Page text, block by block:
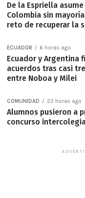
De la Espriella
Colombia sin
reto de recuperar la
ECUADOR 6 horas ago
Ecuador y Argentina
acuerdos tras casi
entre Noboa y Milei
COMUNIDAD 22 horas ago
Alumnos pusieron a
concurso